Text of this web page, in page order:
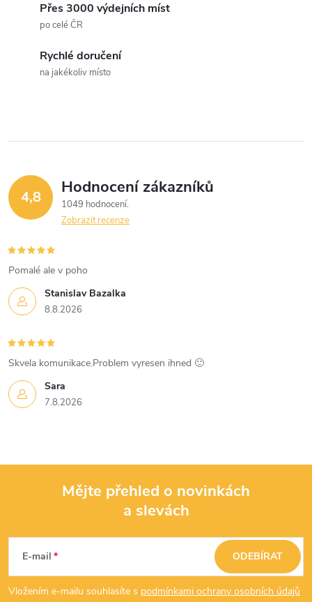
r
v
k
v
ý
p
i
s
u
Přes 3000 výdejních míst
po celé ČR
Rychlé doručení
na jakékoliv místo
4,8 Hodnocení zákazníků
1049 hodnocení
Zobrazit recenze
Stanislav Bazalka
8.8.2026
Pomalé ale v poho
Sara
7.8.2026
Skvela komunikace.Problem vyresen ihned 🙂
p
Mějte přehled o novinkách
a slevách
E-mail
Vložením e-mailu souhlasíte s podmínkami ochrany osobních údajů
ODEBÍRAT